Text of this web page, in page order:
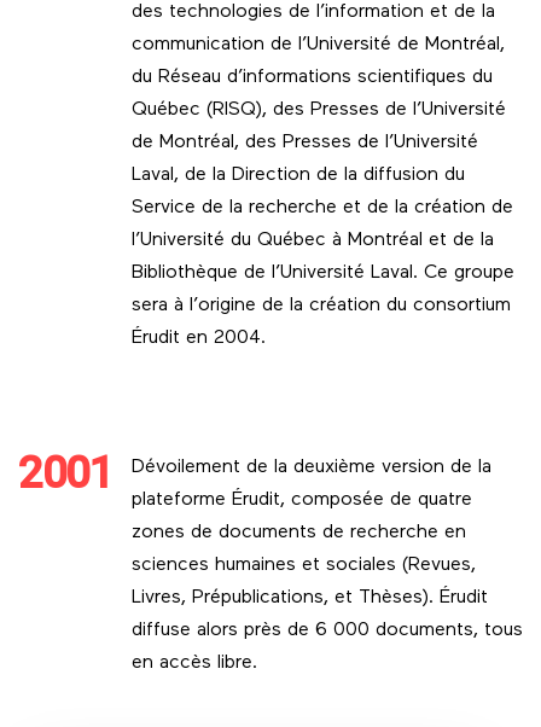
des technologies de l’information et de la
communication de l’Université de Montréal,
du Réseau d’informations scientifiques du
Québec (RISQ), des Presses de l’Université
de Montréal, des Presses de l’Université
Laval, de la Direction de la diffusion du
Service de la recherche et de la création de
l’Université du Québec à Montréal et de la
Bibliothèque de l’Université Laval. Ce groupe
sera à l’origine de la création du consortium
Érudit en 2004.
2001
Dévoilement de la deuxième version de la
plateforme Érudit, composée de quatre
zones de documents de recherche en
sciences humaines et sociales (Revues,
Livres, Prépublications, et Thèses). Érudit
diffuse alors près de 6 000 documents, tous
en accès libre.